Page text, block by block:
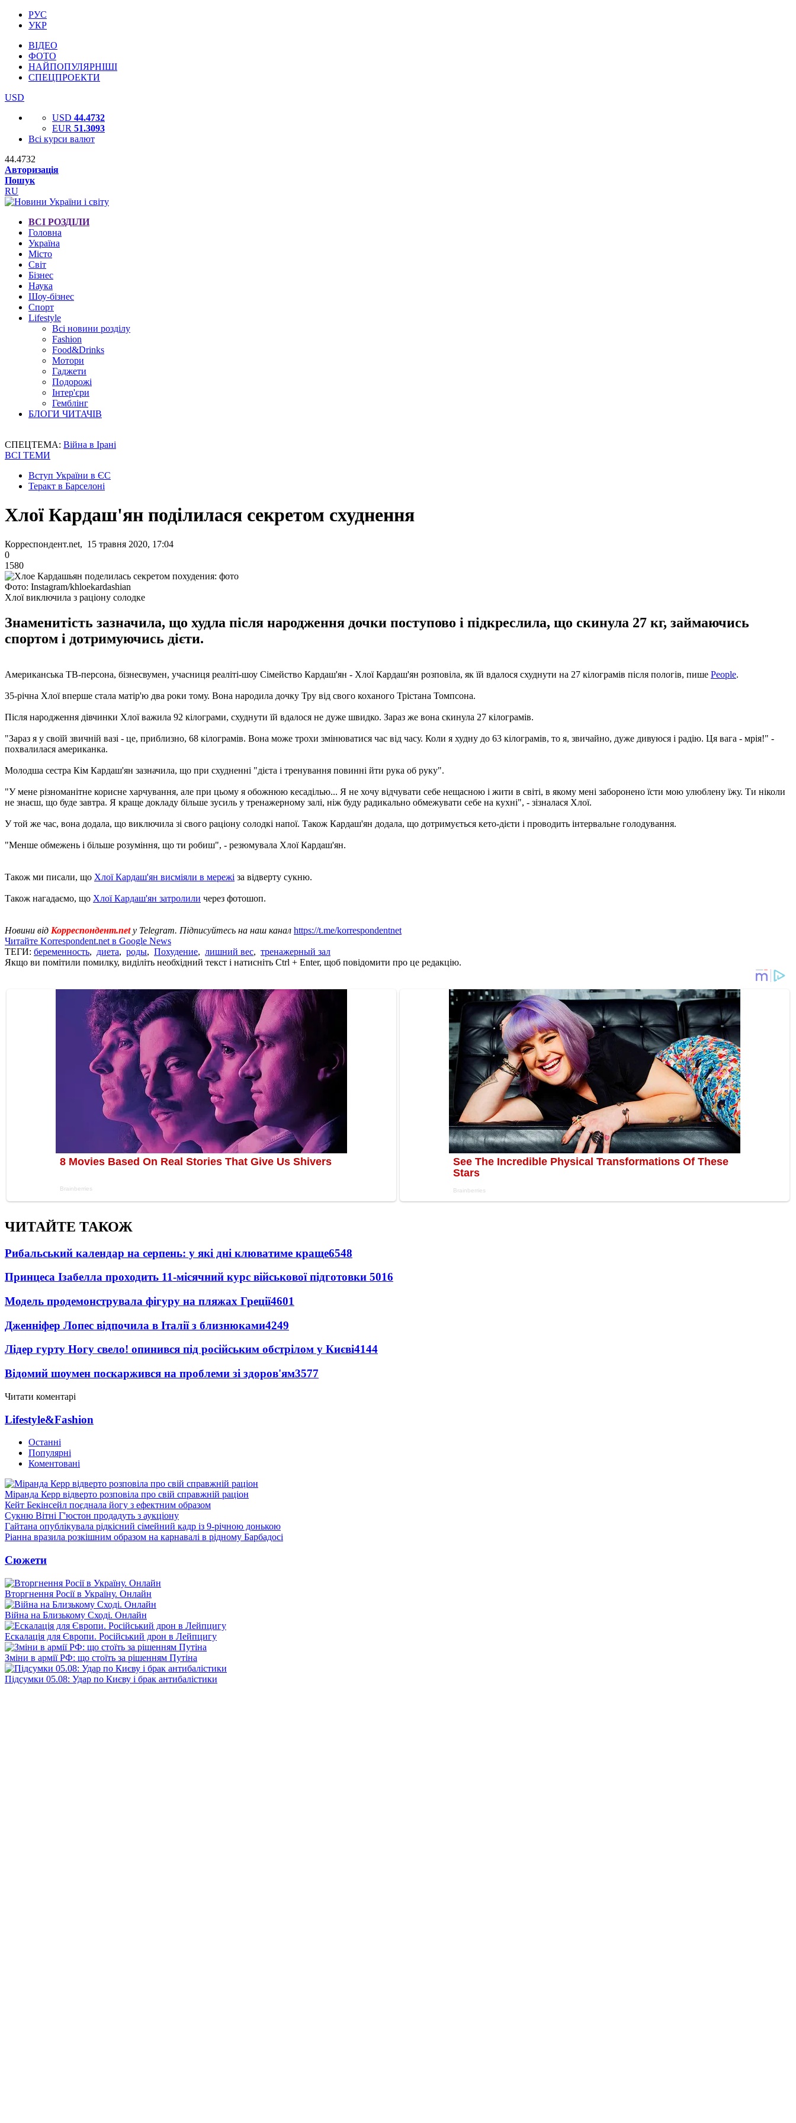
РУС
УКР
ВІДЕО
ФОТО
НАЙПОПУЛЯРНІШІ
СПЕЦПРОЕКТИ
USD
USD 44.4732
EUR 51.3093
Всі курси валют
44.4732
Авторизація
Пошук
RU
ВСІ РОЗДІЛИ
Головна
Україна
Місто
Світ
Бізнес
Наука
Шоу-бізнес
Спорт
Lifestyle
Всі новини розділу
Fashion
Food&Drinks
Мотори
Гаджети
Подорожі
Інтер'єри
Гемблінг
БЛОГИ ЧИТАЧІВ
СПЕЦТЕМА: Війна в Ірані
ВСІ ТЕМИ
Вступ України в ЄС
Теракт в Барселоні
Хлої Кардаш'ян поділилася секретом схуднення
Корреспондент.net, 15 травня 2020, 17:04
0
1580
Фото: Instagram/khloekardashian
Хлої виключила з раціону солодке
Знаменитість зазначила, що худла після народження дочки поступово і підкреслила, що скинула 27 кг, займаючись
спортом і дотримуючись дієти.
Американська ТВ-персона, бізнесвумен, учасниця реаліті-шоу Сімейство Кардаш'ян - Хлої Кардаш'ян розповіла, як їй вдалося схуднути на 27 кілограмів після пологів, пише People.
35-річна Хлої вперше стала матір'ю два роки тому. Вона народила дочку Тру від свого коханого Трістана Томпсона.
Після народження дівчинки Хлої важила 92 кілограми, схуднути їй вдалося не дуже швидко. Зараз же вона скинула 27 кілограмів.
"Зараз я у своїй звичній вазі - це, приблизно, 68 кілограмів. Вона може трохи змінюватися час від часу. Коли я худну до 63 кілограмів, то я, звичайно, дуже дивуюся і радію. Ця вага - мрія!" -
похвалилася американка.
Молодша сестра Кім Кардаш'ян зазначила, що при схудненні "дієта і тренування повинні йти рука об руку".
"У мене різноманітне корисне харчування, але при цьому я обожнюю кесаділью... Я не хочу відчувати себе нещасною і жити в світі, в якому мені заборонено їсти мою улюблену їжу. Ти ніколи
не знаєш, що буде завтра. Я краще докладу більше зусиль у тренажерному залі, ніж буду радикально обмежувати себе на кухні", - зізналася Хлої.
У той же час, вона додала, що виключила зі свого раціону солодкі напої. Також Кардаш'ян додала, що дотримується кето-дієти і проводить інтервальне голодування.
"Менше обмежень і більше розуміння, що ти робиш", - резюмувала Хлої Кардаш'ян.
Також ми писали, що Хлої Кардаш'ян висміяли в мережі за відверту сукню.
Також нагадаємо, що Хлої Кардаш'ян затролили через фотошоп.
Новини від Корреспондент.net у Telegram. Підписуйтесь на наш канал https://t.me/korrespondentnet
Читайте Korrespondent.net в Google News
ТЕГИ: беременность, диета, роды, Похудение, лишний вес, тренажерный зал
Якщо ви помітили помилку, виділіть необхідний текст і натисніть Ctrl + Enter, щоб повідомити про це редакцію.
ЧИТАЙТЕ ТАКОЖ
Рибальський календар на серпень: у які дні клюватиме краще6548
Принцеса Ізабелла проходить 11-місячний курс військової підготовки 5016
Модель продемонструвала фігуру на пляжах Греції4601
Дженніфер Лопес відпочила в Італії з близнюками4249
Лідер гурту Ногу свело! опинився під російським обстрілом у Києві4144
Відомий шоумен поскаржився на проблеми зі здоров'ям3577
Читати коментарі
Lifestyle&Fashion
Останні
Популярні
Коментовані
Міранда Керр відверто розповіла про свій справжній раціон
Кейт Бекінсейл поєднала йогу з ефектним образом
Сукню Вітні Г'юстон продадуть з аукціону
Гайтана опублікувала рідкісний сімейний кадр із 9-річною донькою
Ріанна вразила розкішним образом на карнавалі в рідному Барбадосі
Сюжети
Вторгнення Росії в Україну. Онлайн
Війна на Близькому Сході. Онлайн
Ескалація для Європи. Російський дрон в Лейпцигу
Зміни в армії РФ: що стоїть за рішенням Путіна
Підсумки 05.08: Удар по Києву і брак антибалістики